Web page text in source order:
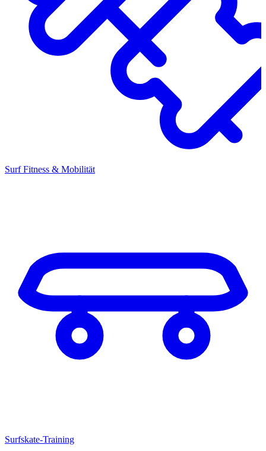
Surf Fitness & Mobilität
Surfskate-Training